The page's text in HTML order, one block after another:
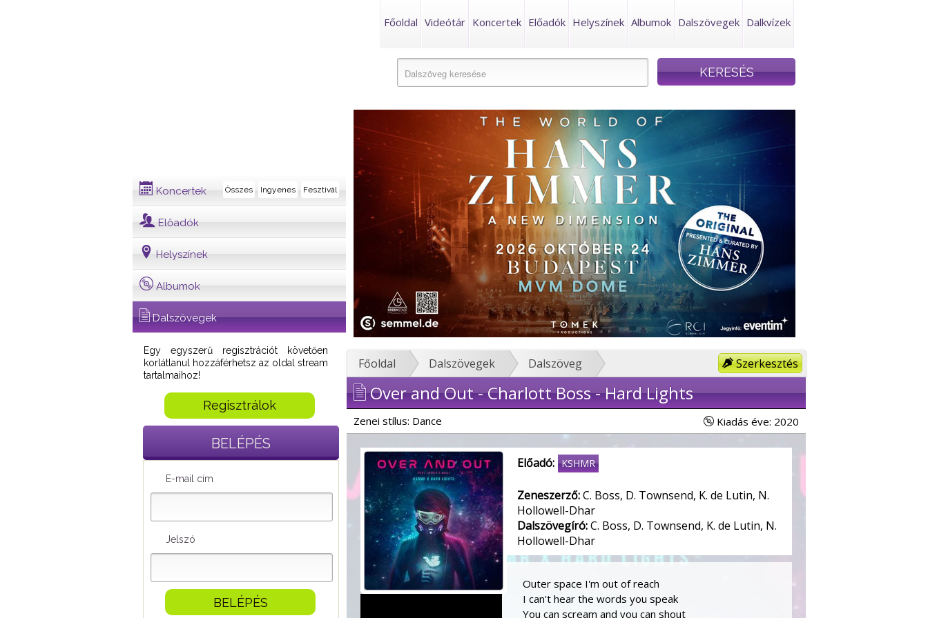
Főoldal Videótár Koncertek Előadók Helyszínek Albumok Dalszövegek Dalkvízek
Koncertek Fesztivál
Ingyenes
Összes
Előadók
Helyszínek
Albumok
Dalszövegek
Egy egyszerű regisztrációt követően
korlátlanul hozzáférhetsz az oldal stream
tartalmaihoz!
Regisztrálok
BELÉPÉS
E-mail cím
Jelszó
Szerkesztés
Főoldal Dalszövegek Dalszöveg
Over and Out - Charlott Boss - Hard Lights
Zenei stílus: Dance Kiadás éve: 2020
Előadó: KSHMR
Zeneszerző:C. Boss, D. Townsend, K. de Lutin, N.
Hollowell-Dhar
Dalszövegíró:C. Boss, D. Townsend, K. de Lutin, N.
Hollowell-Dhar
Outer space I'm out of reach
I can't hear the words you speak
You can scream and you can shout